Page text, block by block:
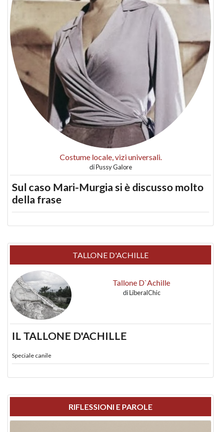
Costume locale, vizi universali.
diPussy Galore
Sul caso Mari-Murgia si è discusso molto
della frase
TALLONE D'ACHILLE
Tallone D`Achille
diLiberalChic
IL TALLONE D'ACHILLE
Speciale canile
RIFLESSIONI E PAROLE